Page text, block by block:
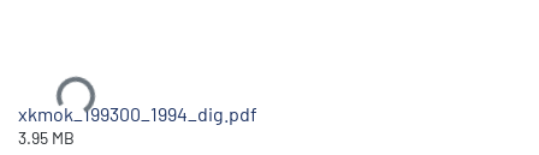
Ladataan...
xkmok_199300_1994_dig.pdf
3.95 MB